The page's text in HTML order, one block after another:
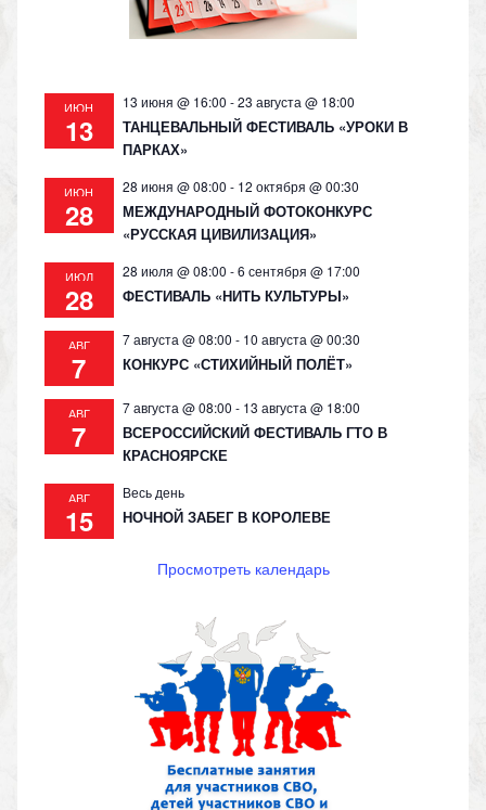
ki
ИЮН
13
13 июня @ 16:00 -23 августа @ 18:00
ТАНЦЕВАЛЬНЫЙ ФЕСТИВАЛЬ «УРОКИ В
ПАРКАХ»
ИЮН
28
28 июня @ 08:00 - 12 октября @ 00:30
МЕЖДУНАРОДНЫЙ ФОТОКОНКУРС
«РУССКАЯ ЦИВИЛИЗАЦИЯ»
ИЮЛ
28
28 июля @ 08:00 -6 сентября @ 17:00
ФЕСТИВАЛЬ «НИТЬ КУЛЬТУРЫ»
АВГ
7
7 августа @ 08:00 - 10 августа @ 00:30
КОНКУРС «СТИХИЙНЫЙ ПОЛЁТ»
АВГ
7
7 августа @ 08:00 - 13 августа @ 18:00
ВСЕРОССИЙСКИЙ ФЕСТИВАЛЬ ГТО В
КРАСНОЯРСКЕ
АВГ
15
Весь день
НОЧНОЙ ЗАБЕГ В КОРОЛЕВЕ
Просмотреть календарь